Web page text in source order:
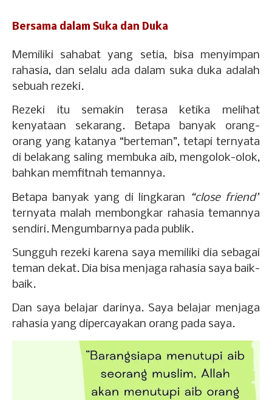
Bersama dalam Suka dan Duka
Memiliki sahabat yang setia, bisa menyimpan
rahasia, dan selalu ada dalam suka duka adalah
sebuah rezeki.
Rezeki itu semakin terasa ketika melihat
kenyataan sekarang. Betapa banyak orang-
orang yang katanya “berteman”, tetapi ternyata
di belakang saling membuka aib, mengolok-olok,
bahkan memfitnah temannya.
Betapa banyak yang di lingkaran “close friend”
ternyata malah membongkar rahasia temannya
sendiri. Mengumbarnya pada publik.
Sungguh rezeki karena saya memiliki dia sebagai
teman dekat. Dia bisa menjaga rahasia saya baik-
baik.
Dan saya belajar darinya. Saya belajar menjaga
rahasia yang dipercayakan orang pada saya.